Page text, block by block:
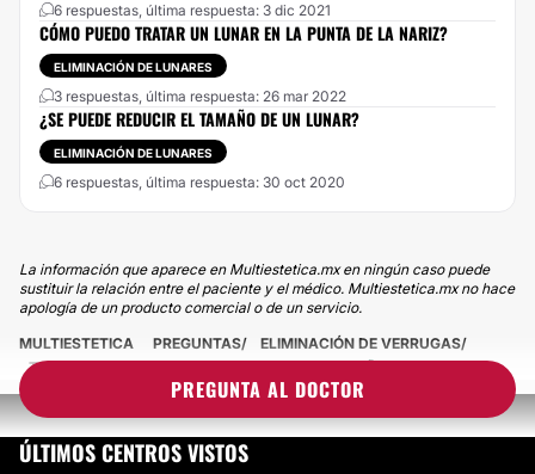
6 respuestas, última respuesta: 3 dic 2021
CÓMO PUEDO TRATAR UN LUNAR EN LA PUNTA DE LA NARIZ?
ELIMINACIÓN DE LUNARES
3 respuestas, última respuesta: 26 mar 2022
¿SE PUEDE REDUCIR EL TAMAÑO DE UN LUNAR?
ELIMINACIÓN DE LUNARES
6 respuestas, última respuesta: 30 oct 2020
La información que aparece en Multiestetica.mx en ningún caso puede
sustituir la relación entre el paciente y el médico. Multiestetica.mx no hace
apología de un producto comercial o de un servicio.
PREGUNTA AL DOCTOR
MULTIESTETICA PREGUNTAS
ELIMINACIÓN DE VERRUGAS
TENGO UN LUNAR EN LA ORILLITA DE LA PESTAÑA
ÚLTIMOS CENTROS VISTOS